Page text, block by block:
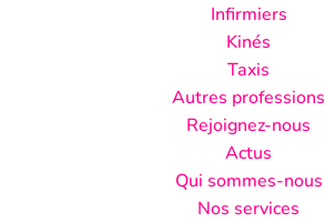
Infirmiers
Kinés
Taxis
Autres professions
Rejoignez-nous
Actus
Qui sommes-nous
Nos services